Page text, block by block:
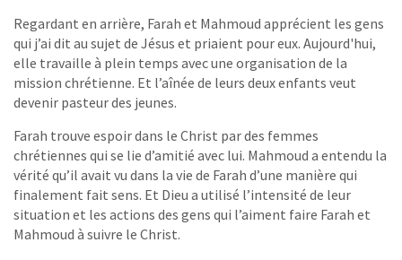
Regardant en arrière, Farah et Mahmoud apprécient les gens
qui j’ai dit au sujet de Jésus et priaient pour eux. Aujourd'hui,
elle travaille à plein temps avec une organisation de la
mission chrétienne. Et l’aînée de leurs deux enfants veut
devenir pasteur des jeunes.
Farah trouve espoir dans le Christ par des femmes
chrétiennes qui se lie d’amitié avec lui. Mahmoud a entendu la
vérité qu’il avait vu dans la vie de Farah d’une manière qui
finalement fait sens. Et Dieu a utilisé l’intensité de leur
situation et les actions des gens qui l’aiment faire Farah et
Mahmoud à suivre le Christ.